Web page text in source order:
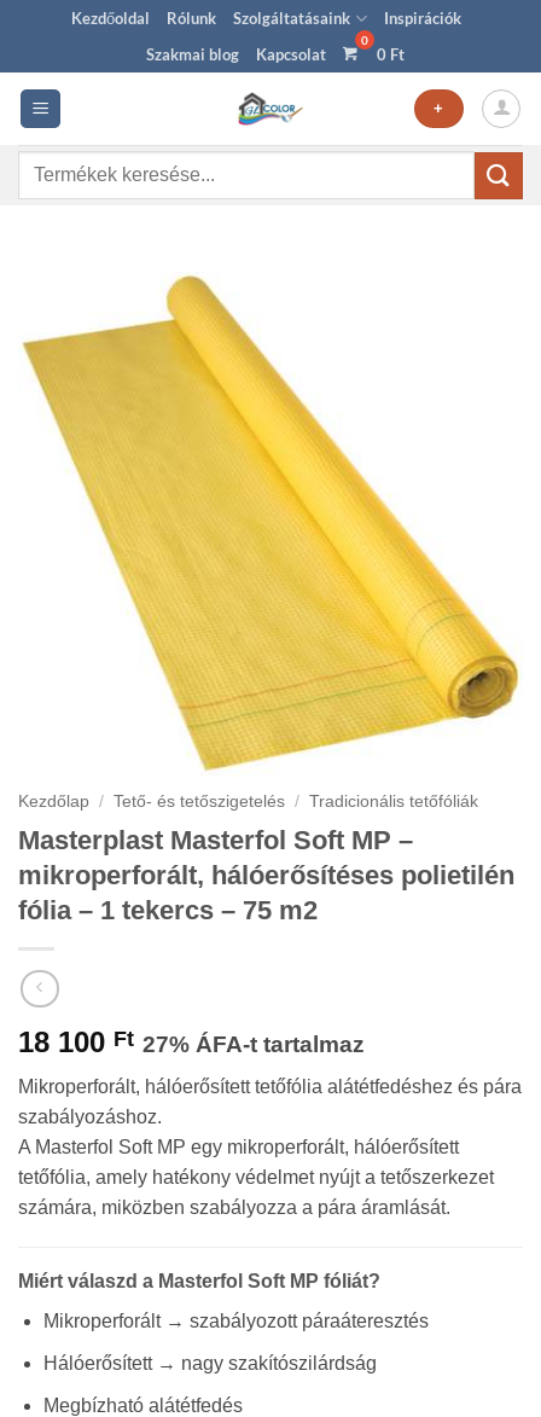
content
Kezdőoldal Rólunk Szolgáltatásaink
Inspirációk
Szakmai blog
Kapcsolat 0 Ft
+
Keresés
Kezdőlap / Tető- és tetőszigetelés / Tradicionális tetőfóliák
Masterplast Masterfol Soft MP –
mikroperforált, hálóerősítéses polietilén
fólia – 1 tekercs – 75 m2
18 100 Ft 27% ÁFA-t tartalmaz
Mikroperforált, hálóerősített tetőfólia alátétfedéshez és pára
szabályozáshoz.
A Masterfol Soft MP egy mikroperforált, hálóerősített
tetőfólia, amely hatékony védelmet nyújt a tetőszerkezet
számára, miközben szabályozza a pára áramlását.
Miért válaszd a Masterfol Soft MP fóliát?
Mikroperforált → szabályozott páraáteresztés
Hálóerősített → nagy szakítószilárdság
Megbízható alátétfedés